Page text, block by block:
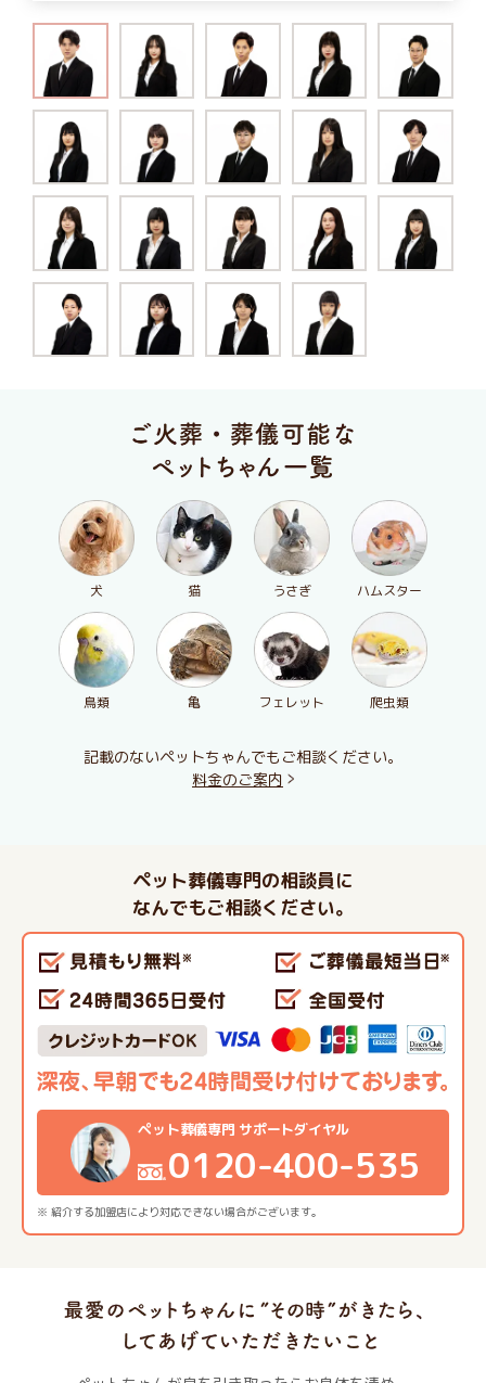
犬 猫 うさぎ ハムスター
鳥類 亀 フェレット 爬虫類
記載のないペットちゃんでもご相談ください。
料金のご案内
ペット葬儀専門の相談員に
なんでもご相談ください。
※ 紹介する加盟店により対応できない場合がございます。
ペット葬儀専門 サポートダイヤル
0120-400-535